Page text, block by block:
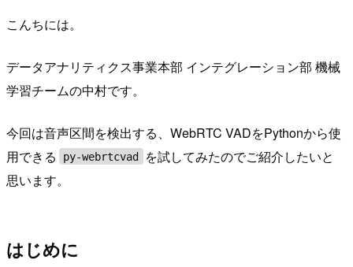
こんちには。
データアナリティクス事業本部 インテグレーション部 機械
学習チームの中村です。
今回は音声区間を検出する、WebRTC VADをPythonから使
用できる
py-webrtcvad
を試してみたのでご紹介したいと
思います。
はじめに